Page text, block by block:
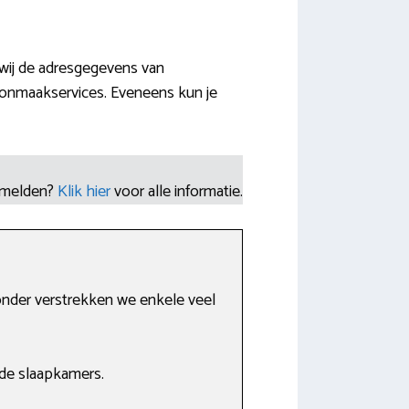
de adresgegevens van
Eveneens kun je
Klik hiervoor alle informatie.
verstrekken we enkele veel
slaapkamers.